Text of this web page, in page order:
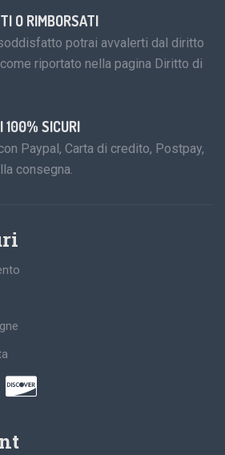
O RIMBORSATI
potrai avvalerti dal diritto
riportato nella pagina Diritto di
100% SICURI
Paypal, Carta di credito, Postpay,
consegna.